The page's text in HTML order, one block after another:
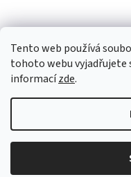
Tento web používá
tohoto webu vyjadřujete
informacízde.
Copyright 2026